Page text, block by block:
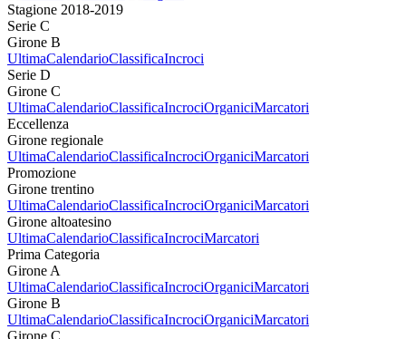
Stagione 2018-2019
Serie C
Girone B
UltimaCalendarioClassificaIncroci
Serie D
Girone C
UltimaCalendarioClassificaIncrociOrganiciMarcatori
Eccellenza
Girone regionale
UltimaCalendarioClassificaIncrociOrganiciMarcatori
Promozione
Girone trentino
UltimaCalendarioClassificaIncrociOrganiciMarcatori
Girone altoatesino
UltimaCalendarioClassificaIncrociMarcatori
Prima Categoria
Girone A
UltimaCalendarioClassificaIncrociOrganiciMarcatori
Girone B
UltimaCalendarioClassificaIncrociOrganiciMarcatori
Girone C